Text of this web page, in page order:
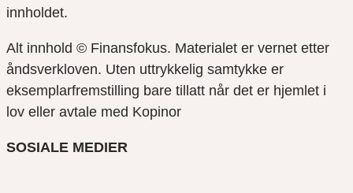
innholdet.
Alt innhold © Finansfokus. Materialet er vernet etter
åndsverkloven. Uten uttrykkelig samtykke er
eksemplarfremstilling bare tillatt når det er hjemlet i
lov eller avtale med Kopinor
SOSIALE MEDIER